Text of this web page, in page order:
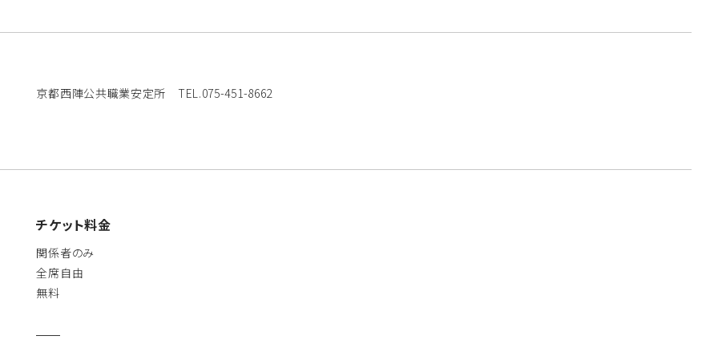
京都西陣公共職業安定所 TEL.075-451-8662
チケット料金
関係者のみ
全席自由
無料